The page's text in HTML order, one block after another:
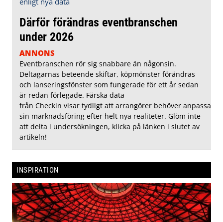
Därför förändras eventbranschen
under 2026
ANNONS
Eventbranschen rör sig snabbare än någonsin.
Deltagarnas beteende skiftar, köpmönster förändras
och lanseringsfönster som fungerade för ett år sedan
är redan förlegade. Färska data
från Checkin visar tydligt att arrangörer behöver anpassa
sin marknadsföring efter helt nya realiteter. Glöm inte
att delta i undersökningen, klicka på länken i slutet av
artikeln!
INSPIRATION